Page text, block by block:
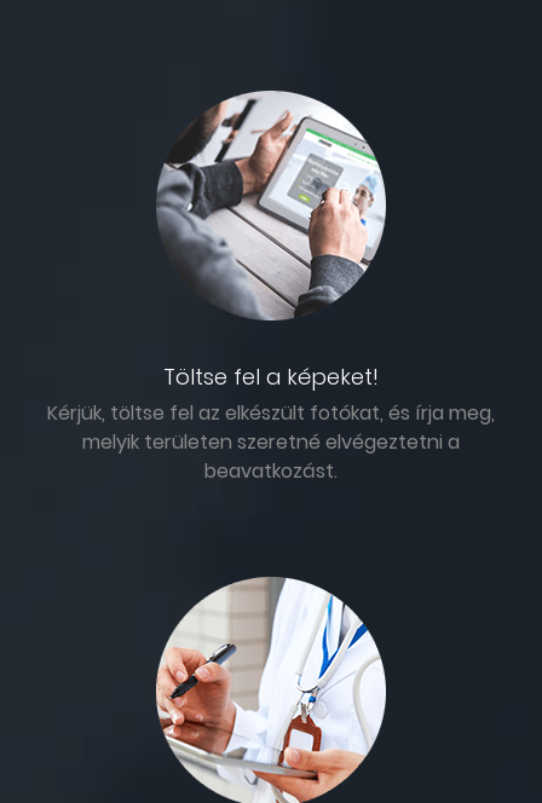
Töltse fel a képeket!
Kérjük, töltse fel az elkészült fotókat, és írja meg,
melyik területen szeretné elvégeztetni a
beavatkozást.